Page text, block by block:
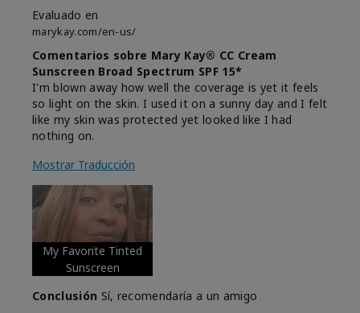
Evaluado en
marykay.com/en-us/
Comentarios sobre Mary Kay® CC Cream
Sunscreen Broad Spectrum SPF 15*
I'm blown away how well the coverage is yet it feels
so light on the skin. I used it on a sunny day and I felt
like my skin was protected yet looked like I had
nothing on.
Mostrar Traducción
My Favorite Tinted
Sunscreen
Conclusión Sí, recomendaría a un amigo